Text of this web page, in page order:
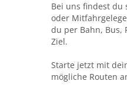
Bei uns findest du
oder
du per Bahn, Bus,
Ziel.
Starte jetzt mit
mögliche Routen